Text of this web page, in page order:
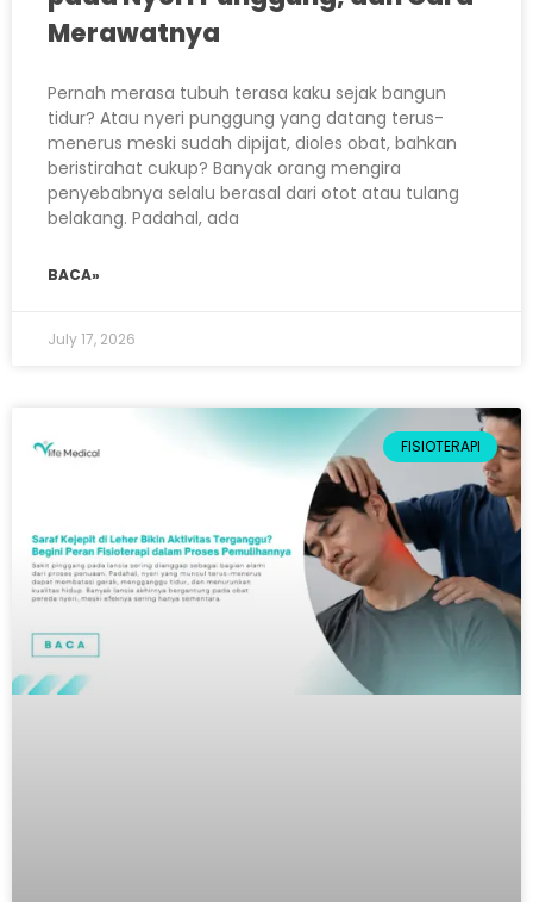
Merawatnya
Pernah merasa tubuh terasa kaku sejak bangun
tidur? Atau nyeri punggung yang datang terus-
menerus meski sudah dipijat, dioles obat, bahkan
beristirahat cukup? Banyak orang mengira
penyebabnya selalu berasal dari otot atau tulang
belakang. Padahal, ada
BACA»
July 17, 2026
FISIOTERAPI